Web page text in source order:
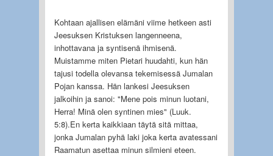
Kohtaan ajallisen elämäni viime hetkeen asti
Jeesuksen Kristuksen langenneena,
inhottavana ja syntisenä ihmisenä.
Muistamme miten Pietari huudahti, kun hän
tajusi todella olevansa tekemisessä Jumalan
Pojan kanssa. Hän lankesi Jeesuksen
jalkoihin ja sanoi: "Mene pois minun luotani,
Herra! Minä olen syntinen mies" (Luuk.
5:8).En kerta kaikkiaan täytä sitä mittaa,
jonka Jumalan pyhä laki joka kerta avatessani
Raamatun asettaa minun silmieni eteen.